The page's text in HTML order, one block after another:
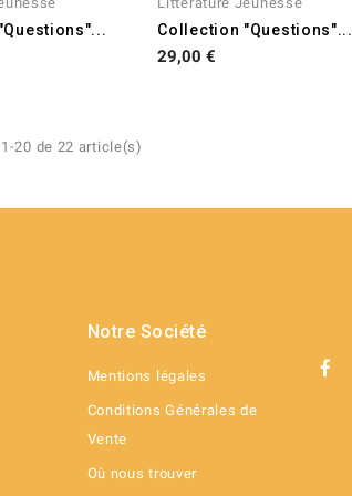
Collection "Questions"...
Prix
29,00 €
20 de 22 article(s)
Notre Société
Mentions légales
Conditions Générales de
Vente
Où nous trouver